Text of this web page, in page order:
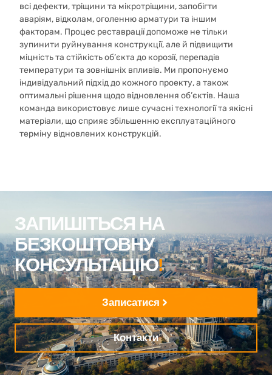
всі дефекти, тріщини та мікротріщини, запобігти
аваріям, відколам, оголенню арматури та іншим
факторам. Процес реставрації допоможе не тільки
зупинити руйнування конструкції, але й підвищити
міцність та стійкість об’єкта до корозії, перепадів
температури та зовнішніх впливів. Ми пропонуємо
індивідуальний підхід до кожного проекту, а також
оптимальні рішення щодо відновлення об’єктів. Наша
команда використовує лише сучасні технології та якісні
матеріали, що сприяє збільшенню експлуатаційного
терміну відновлених конструкцій.
ЗАПИШІТЬСЯ НА
БЕЗКОШТОВНУ
КОНСУЛЬТАЦІЮ!
Записатися
Контакти